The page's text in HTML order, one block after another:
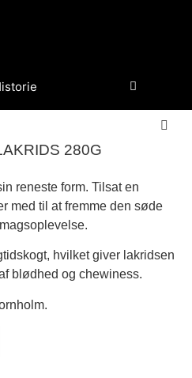
280G
reneste form. Tilsat en
med til at fremme den søde
hvilket giver lakridsen
blødhed og chewiness.